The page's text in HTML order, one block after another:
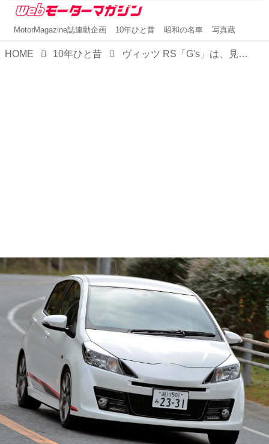
MotorMagazine誌連動企画 10年ひと昔 昭和の名車 写真蔵
HOME 10年ひと昔 ヴィッツ RS「G's」は、見た目と走りがシャキッと締まったコンバージョンモデルだった【10年ひと昔の新車】